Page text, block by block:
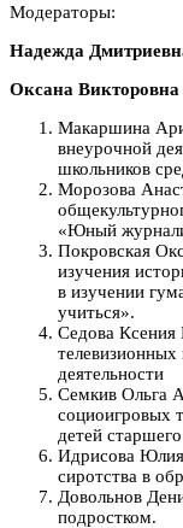
Модераторы:
Надежда
Оксана
Макаршина
внеурочной
школьников
Морозова
«Юный
Покровская
изучения
в изучении
учиться».
Седова Ксения
деятельности
Семкив Ольга
социоигровых
детей
Идрисова
сиротства в
Довольнов
подростком.